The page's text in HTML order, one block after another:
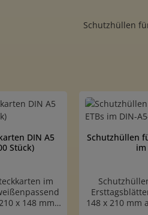
Schutzhüllen
DIN A5
Stück)
im
x 148 mm
Schutzhüllen
im
148 x 210 mm